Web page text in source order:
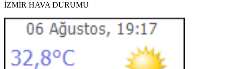
İZMİR HAVA DURUMU